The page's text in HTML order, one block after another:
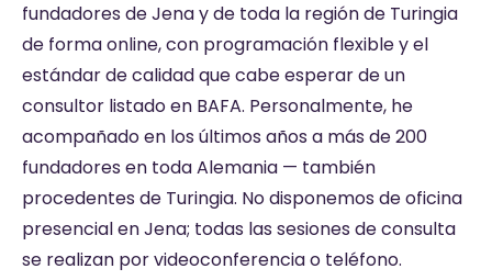
fundadores de Jena y de toda la región de Turingia
de forma online, con programación flexible y el
estándar de calidad que cabe esperar de un
consultor listado en BAFA. Personalmente, he
acompañado en los últimos años a más de 200
fundadores en toda Alemania — también
procedentes de Turingia. No disponemos de oficina
presencial en Jena; todas las sesiones de consulta
se realizan por videoconferencia o teléfono.